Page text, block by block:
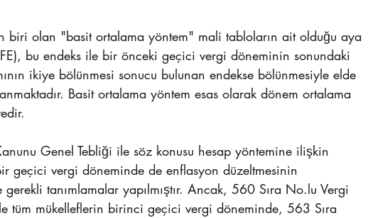
biri olan "basit ortalama yöntem" mali tabloların ait olduğu aya
bu endeks ile bir önceki geçici vergi döneminin sonundaki
ikiye bölünmesi sonucu bulunan endekse bölünmesiyle elde
Basit ortalama yöntem esas olarak dönem ortalama
Genel Tebliği ile söz konusu hesap yöntemine ilişkin
geçici vergi döneminde de enflasyon düzeltmesinin
tanımlamalar yapılmıştır. Ancak, 560 Sıra No.lu Vergi
tüm mükelleflerin birinci geçici vergi döneminde, 563 Sıra